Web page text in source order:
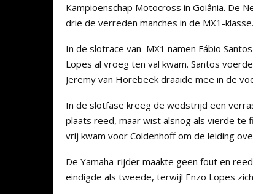
Kampioenschap Motocross in Goiânia. De
drie de verreden manches in de MX1-klasse.
In de slotrace van MX1 namen Fábio
Lopes al vroeg ten val kwam. Santos
Jeremy van Horebeek draaide mee in de
In de slotfase kreeg de wedstrijd een
plaats reed, maar wist alsnog als vierde te
vrij kwam voor Coldenhoff om de leiding
De Yamaha-rijder maakte geen fout en
eindigde als tweede, terwijl Enzo Lopes